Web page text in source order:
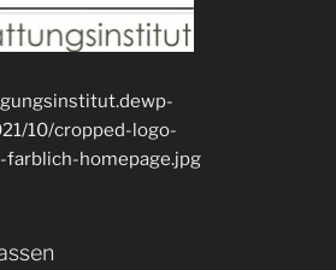
10/cropped-logo-
homepage.jpg